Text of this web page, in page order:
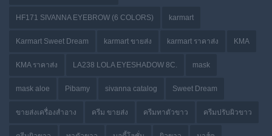
HF171 SIVANNA EYEBROW (6 COLORS) karmart
Karmart Sweet Dream karmart ขายส่ง karmart ราคาส่ง KMA
KMA ราคาส่ง LA238 LOLA EYESHADOW 8C. mask
mask aloe Pibamy sivanna catalog Sweet Dream
ขายส่งเครื่องสำอาง ครีม ขายส่ง ครีมทาตัวขาว ครีมปรับผิวขาว